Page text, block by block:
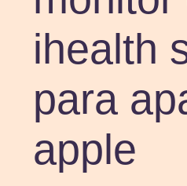
ihealth
para
apple